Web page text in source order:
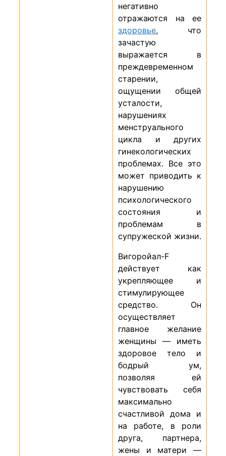
негативно
отражаются на ее
здоровье, что
зачастую
выражается в
преждевременном
старении,
ощущении общей
усталости,
нарушениях
менструального
цикла и других
гинекологических
проблемах. Все это
может приводить к
нарушению
психологического
состояния и
проблемам в
супружеской жизни.
Вигоройал-F
действует как
укрепляющее и
стимулирующее
средство. Он
осуществляет
главное желание
женщины — иметь
здоровое тело и
бодрый ум,
позволяя ей
чувствовать себя
максимально
счастливой дома и
на работе, в роли
друга, партнера,
жены и матери —